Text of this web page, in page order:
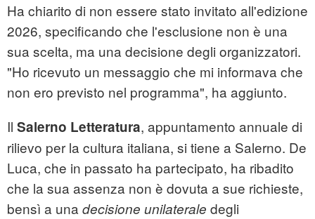
Ha chiarito di non essere stato invitato all'edizione
2026, specificando che l'esclusione non è una
sua scelta, ma una decisione degli organizzatori.
"Ho ricevuto un messaggio che mi informava che
non ero previsto nel programma", ha aggiunto.
Il Salerno Letteratura, appuntamento annuale di
rilievo per la cultura italiana, si tiene a Salerno. De
Luca, che in passato ha partecipato, ha ribadito
che la sua assenza non è dovuta a sue richieste,
bensì a una decisione unilaterale degli